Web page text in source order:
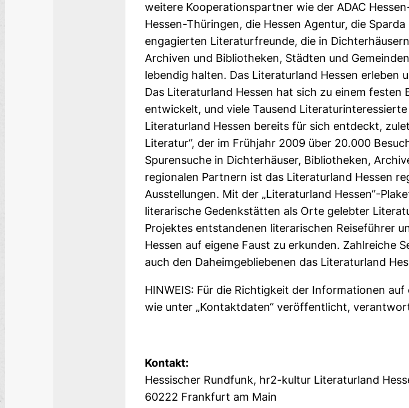
weitere Kooperationspartner wie der ADAC
Hessen-Thüringen, die Hessen Agentur, die
engagierten Literaturfreunde, die in
Archiven und Bibliotheken, Städten und
lebendig halten. Das Literaturland Hessen erleben
Das Literaturland Hessen hat sich zu einem
entwickelt, und viele Tausend
Literaturland Hessen bereits für sich entdeckt,
Literatur“, der im Frühjahr 2009 über 20.000
Spurensuche in Dichterhäuser, Bibliotheken,
regionalen Partnern ist das Literaturland Hessen
Ausstellungen. Mit der „Literaturland Hes­sen“-
literarische Ge­denk­stätten als Orte gelebter
Projektes entstandenen literarischen Reiseführer
Hessen auf eigene Faust zu erkunden. Zahlrei­che
auch den Daheim­gebliebenen das Literaturland
HINWEIS: Für die Richtigkeit der Informationen
wie unter „Kontaktdaten“ veröffentlicht,
Kontakt:
Hessischer Rundfunk, hr2-kultur Literaturland
60222 Frankfurt am Main